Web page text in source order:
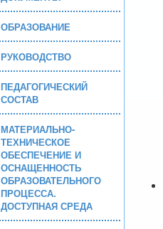
ОБРАЗОВАНИЕ
РУКОВОДСТВО
ПЕДАГОГИЧЕСКИЙ
СОСТАВ
МАТЕРИАЛЬНО-
ТЕХНИЧЕСКОЕ
ОБЕСПЕЧЕНИЕ И
ОСНАЩЕННОСТЬ
ОБРАЗОВАТЕЛЬНОГО
ПРОЦЕССА.
ДОСТУПНАЯ СРЕДА